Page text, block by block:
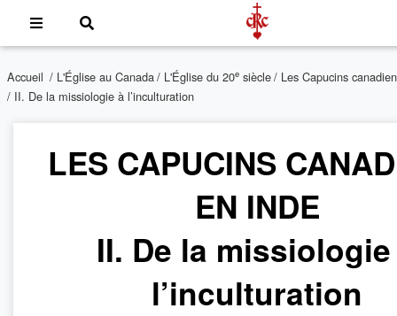
Accueil / L'Église au Canada/ L'Église du 20e siècle/ Les Capucins
/ II. De la missiologie à l’inculturation
LES CAPUCINS
EN INDE
II. De la
l’inculturation